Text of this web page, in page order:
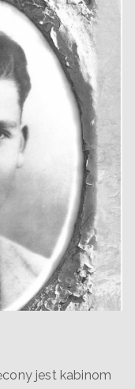
jest kabinom